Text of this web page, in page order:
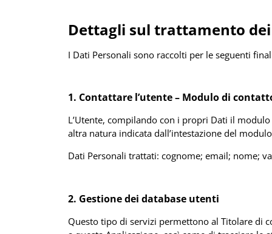
Dettagli sul trattamento
I Dati Personali sono raccolti per le seguenti
1. Contattare l’utente – Modulo di
L’Utente, compilando con i propri Dati il
altra natura indicata dall’intestazione del
Dati Personali trattati: cognome; email; nome;
2. Gestione dei database utenti
Questo tipo di servizi permettono al Titolare di